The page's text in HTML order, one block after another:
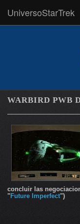
UniversoStarTrek
WARBIRD PWB
concluir las
"Future Imperfect")